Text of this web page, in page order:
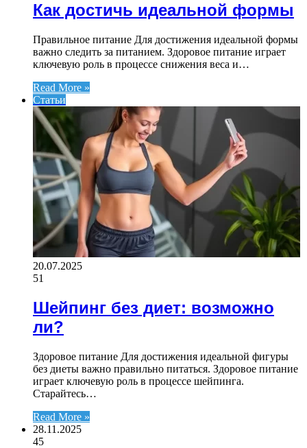
Как достичь идеальной формы
Правильное питание Для достижения идеальной формы
важно следить за питанием. Здоровое питание играет
ключевую роль в процессе снижения веса и…
Read More »
Статьи
20.07.2025
51
Шейпинг без диет: возможно
ли?
Здоровое питание Для достижения идеальной фигуры
без диеты важно правильно питаться. Здоровое питание
играет ключевую роль в процессе шейпинга.
Старайтесь…
Read More »
28.11.2025
45